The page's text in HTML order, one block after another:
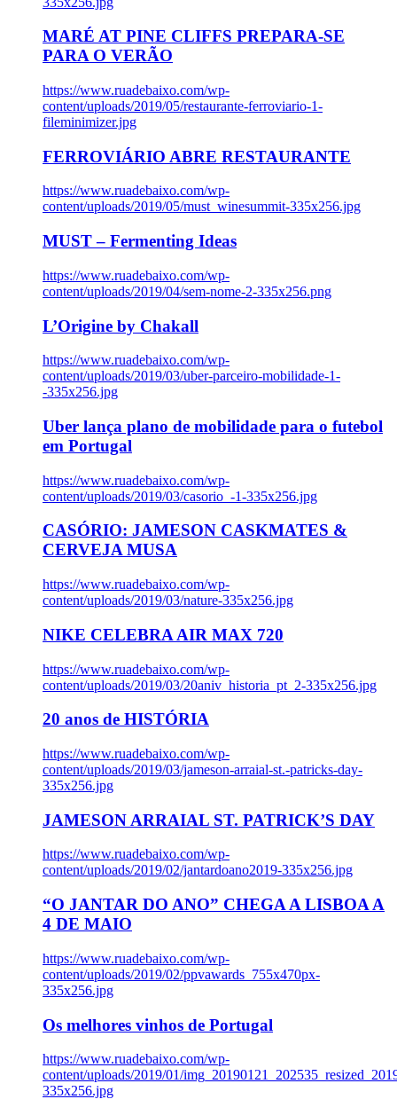
MARÉ AT PINE CLIFFS PREPARA-SE
PARA O VERÃO
https://www.ruadebaixo.com/wp-
content/uploads/2019/05/restaurante-ferroviario-1-
fileminimizer.jpg
FERROVIÁRIO ABRE RESTAURANTE
https://www.ruadebaixo.com/wp-
content/uploads/2019/05/must_winesummit-335x256.jpg
MUST – Fermenting Ideas
https://www.ruadebaixo.com/wp-
content/uploads/2019/04/sem-nome-2-335x256.png
L’Origine by Chakall
https://www.ruadebaixo.com/wp-
content/uploads/2019/03/uber-parceiro-mobilidade-1-
-335x256.jpg
Uber lança plano de mobilidade para o futebol
em Portugal
https://www.ruadebaixo.com/wp-
content/uploads/2019/03/casorio_-1-335x256.jpg
CASÓRIO: JAMESON CASKMATES &
CERVEJA MUSA
https://www.ruadebaixo.com/wp-
content/uploads/2019/03/nature-335x256.jpg
NIKE CELEBRA AIR MAX 720
https://www.ruadebaixo.com/wp-
content/uploads/2019/03/20aniv_historia_pt_2-335x256.jpg
20 anos de HISTÓRIA
https://www.ruadebaixo.com/wp-
content/uploads/2019/03/jameson-arraial-st.-patricks-day-
335x256.jpg
JAMESON ARRAIAL ST. PATRICK’S DAY
https://www.ruadebaixo.com/wp-
content/uploads/2019/02/jantardoano2019-335x256.jpg
“O JANTAR DO ANO” CHEGA A LISBOA A
4 DE MAIO
https://www.ruadebaixo.com/wp-
content/uploads/2019/02/ppvawards_755x470px-
335x256.jpg
Os melhores vinhos de Portugal
https://www.ruadebaixo.com/wp-
content/uploads/2019/01/
335x256.jpg